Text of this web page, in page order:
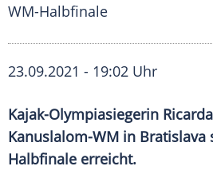
WM-Halbfinale
23.09.2021 - 19:02 Uhr
Kajak-Olympiasiegerin
Kanuslalom-WM in Bratislava
Halbfinale erreicht.